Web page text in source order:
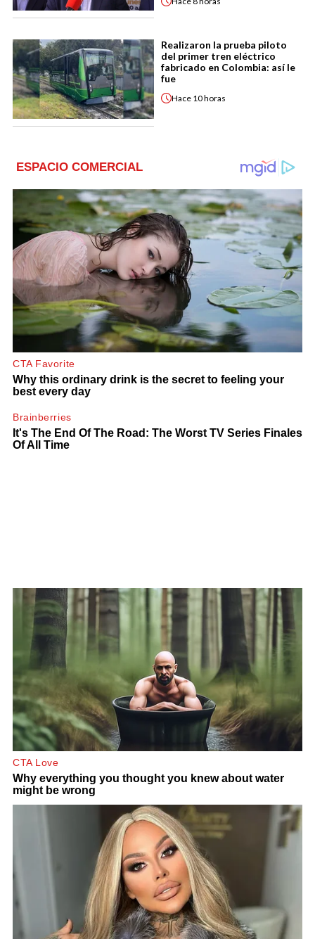
Realizaron la prueba piloto
del primer tren eléctrico
fabricado en Colombia: así le
fue
Hace 10 horas